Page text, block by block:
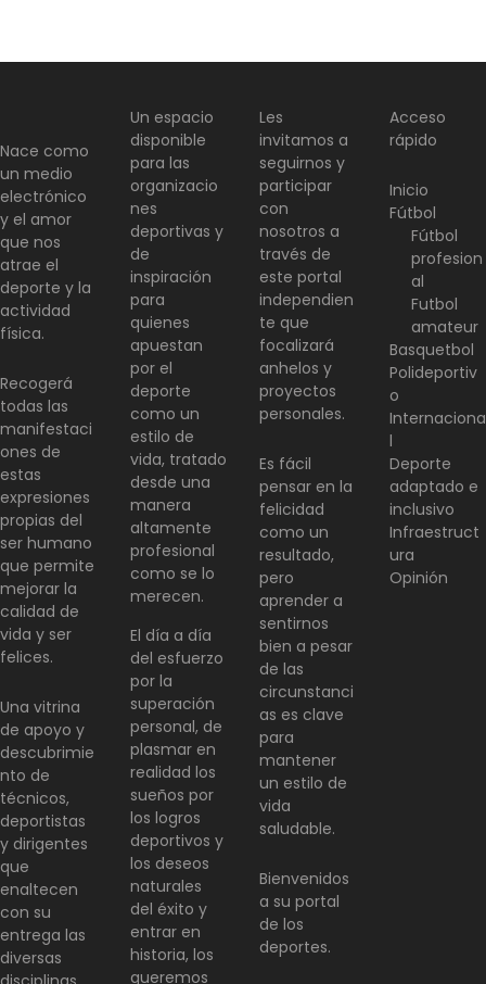
Nace como
un medio
electrónico
y el amor
que nos
atrae el
deporte y la
actividad
física.
Recogerá
todas las
manifestaci
ones de
estas
expresiones
propias del
ser humano
que permite
mejorar la
calidad de
vida y ser
felices.
Una vitrina
de apoyo y
descubrimie
nto de
técnicos,
deportistas
y dirigentes
que
enaltecen
con su
entrega las
diversas
Un espacio
disponible
para las
organizacio
nes
deportivas y
de
inspiración
para
quienes
apuestan
por el
deporte
como un
estilo de
vida, tratado
desde una
manera
altamente
profesional
como se lo
merecen.
El día a día
del esfuerzo
por la
superación
personal, de
plasmar en
realidad los
sueños por
los logros
deportivos y
los deseos
naturales
del éxito y
entrar en
historia, los
queremos
Les
invitamos a
seguirnos y
participar
con
nosotros a
través de
este portal
independien
te que
focalizará
anhelos y
proyectos
personales.
Es fácil
pensar en la
felicidad
como un
resultado,
pero
aprender a
sentirnos
bien a pesar
de las
circunstanci
as es clave
para
mantener
un estilo de
vida
saludable.
Bienvenidos
a su portal
de los
deportes.
Acceso
rápido
Inicio
Fútbol
Fútbol
profesion
al
Futbol
amateur
Basquetbol
Polideportiv
o
Internaciona
l
Deporte
adaptado e
inclusivo
Infraestruct
ura
Opinión